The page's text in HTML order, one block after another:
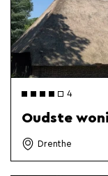
4
Oudste
Drenthe